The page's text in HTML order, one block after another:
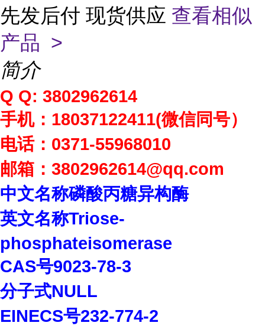
先发后付 现货供应 查看相似
产品 >
简介
Q Q: 3802962614
手机： 18037122411(微信同号）
电话： 0371-55968010
邮箱： 3802962614@qq.com
中文名称磷酸丙糖异构酶
英文名称Triose-
phosphateisomerase
CAS号9023-78-3
分子式NULL
EINECS号232-774-2